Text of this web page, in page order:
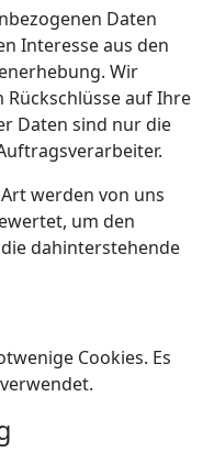
Daten
Interesse aus den
Wir
auf Ihre
Daten sind nur die
werden von uns
um den
dahinterstehende
Cookies. Es